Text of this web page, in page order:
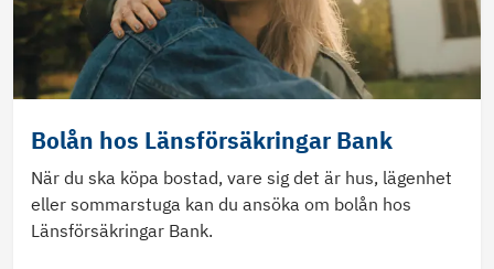
Bolån hos Länsförsäkringar Bank
När du ska köpa bostad, vare sig det är hus, lägenhet
eller sommarstuga kan du ansöka om bolån hos
Länsförsäkringar Bank.